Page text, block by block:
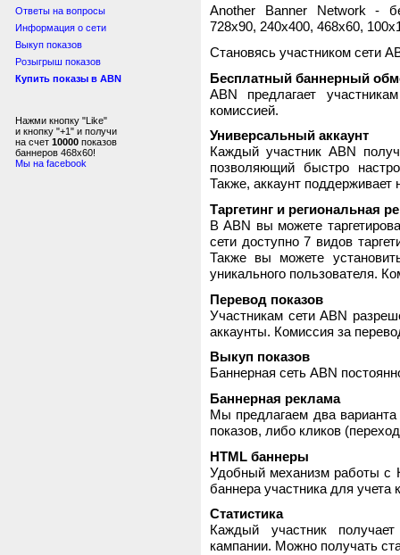
Ответы на вопросы
Информация о сети
Выкуп показов
Розыгрыш показов
Купить показы в ABN
Нажми кнопку "Like"
и кнопку "+1" и получи
на счет 10000 показов
баннеров 468x60!
Мы на facebook
Another Banner Network -
728x90, 240x400, 468x60,
Становясь участником сети
Бесплатный баннерный
ABN предлагает
комиссией.
Универсальный аккаунт
Каждый участник ABN
позволяющий быстро
Также, аккаунт поддерживает
Таргетинг и региональная
В ABN вы можете
сети доступно 7 видов
Также вы можете
уникального пользователя.
Перевод показов
Участникам сети ABN
аккаунты. Комиссия за
Выкуп показов
Баннерная сеть ABN
Баннерная реклама
Мы предлагаем два
показов, либо кликов
HTML баннеры
Удобный механизм работы с
баннера участника для
Статистика
Каждый участник
кампании. Можно получать